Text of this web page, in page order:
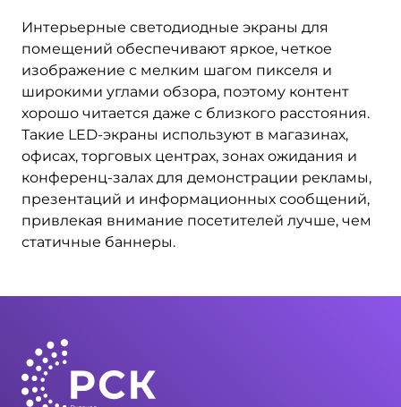
Интерьерные светодиодные экраны для
помещений обеспечивают яркое, четкое
изображение с мелким шагом пикселя и
широкими углами обзора, поэтому контент
хорошо читается даже с близкого расстояния.
Такие LED‑экраны используют в магазинах,
офисах, торговых центрах, зонах ожидания и
конференц‑залах для демонстрации рекламы,
презентаций и информационных сообщений,
привлекая внимание посетителей лучше, чем
статичные баннеры.